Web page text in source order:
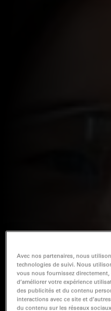
Avec nos partenaires, nous
technologies de suivi. Nous
vous nous fournissez
d’améliorer votre expérience
des publicités et du contenu
interactions avec ce site et
du contenu sur les réseaux